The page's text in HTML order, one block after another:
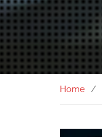
Home